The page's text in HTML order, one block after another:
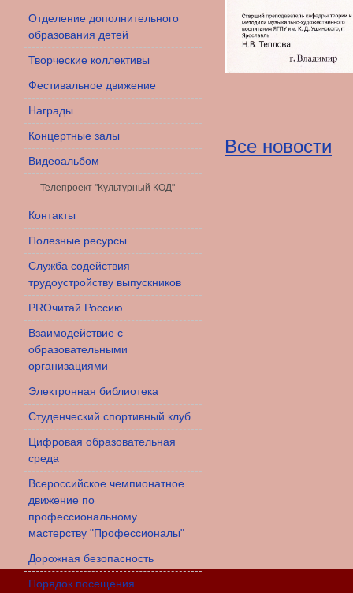
Отделение дополнительного
образования детей
Творческие коллективы
Фестивальное движение
Награды
Концертные залы
Видеоальбом
Телепроект "Культурный КОД"
Контакты
Полезные ресурсы
Служба содействия
трудоустройству выпускников
PROчитай Россию
Взаимодействие с
образовательными
организациями
Электронная библиотека
Студенческий спортивный клуб
Цифровая образовательная
среда
Всероссийское чемпионатное
движение по
профессиональному
мастерству "Профессионалы"
Дорожная безопасность
Порядок посещения
Все новости